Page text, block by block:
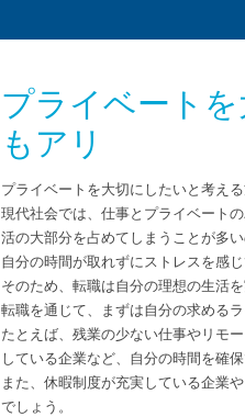
プライベート
もアリ
プライベートを大切にしたいと考え
現代社会では、仕事とプライベート
活の大部分を占めてしまうことが多い
自分の時間が取れずにストレスを感
そのため、転職は自分の理想の生活
転職を通じて、まずは自分の求める
たとえば、残業の少ない仕事やリモ
している企業など、自分の時間を確
また、休暇制度が充実している企業
でしょう。